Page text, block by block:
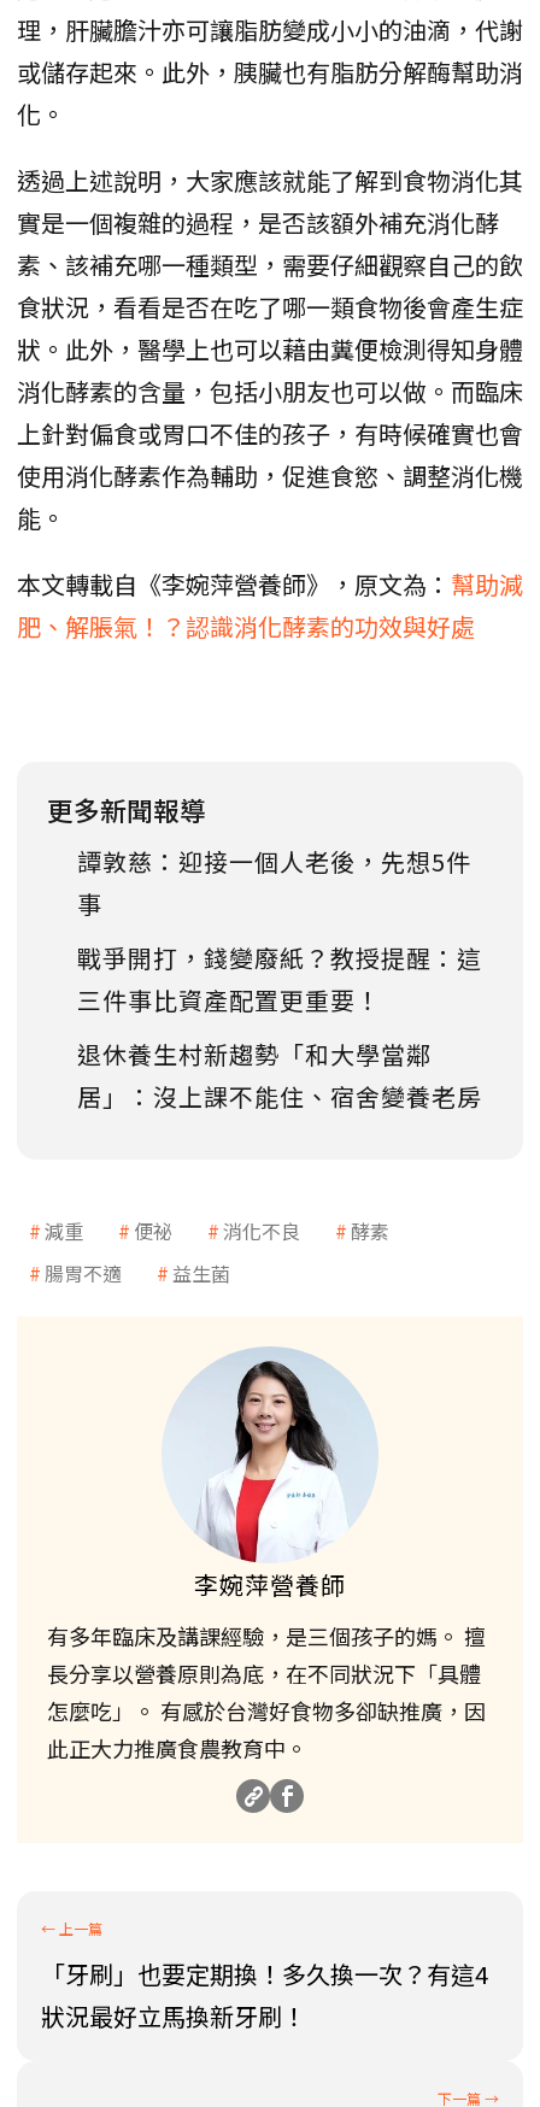
理，肝臟膽汁亦可讓脂肪變成小小的油滴，代謝
或儲存起來。此外，胰臟也有脂肪分解酶幫助消
化。
透過上述說明，大家應該就能了解到食物消化其
實是一個複雜的過程，是否該額外補充消化酵
素、該補充哪一種類型，需要仔細觀察自己的飲
食狀況，看看是否在吃了哪一類食物後會產生症
狀。此外，醫學上也可以藉由糞便檢測得知身體
消化酵素的含量，包括小朋友也可以做。而臨床
上針對偏食或胃口不佳的孩子，有時候確實也會
使用消化酵素作為輔助，促進食慾、調整消化機
能。
本文轉載自《李婉萍營養師》，原文為： 幫助減
肥、解脹氣！？認識消化酵素的功效與好處
更多新聞報導
譚敦慈：迎接一個人老後，先想5件
事
戰爭開打，錢變廢紙？教授提醒：這
三件事比資產配置更重要！
退休養生村新趨勢「和大學當鄰
居」：沒上課不能住、宿舍變養老房
減重 便祕 消化不良
酵素
腸胃不適
益生菌
李婉萍營養師
有多年臨床及講課經驗，是三個孩子的媽。 擅
長分享以營養原則為底，在不同狀況下「具體
怎麼吃」。 有感於台灣好食物多卻缺推廣，因
此正大力推廣食農教育中。
「牙刷」也要定期換！多久換一次？有這4
狀況最好立馬換新牙刷！